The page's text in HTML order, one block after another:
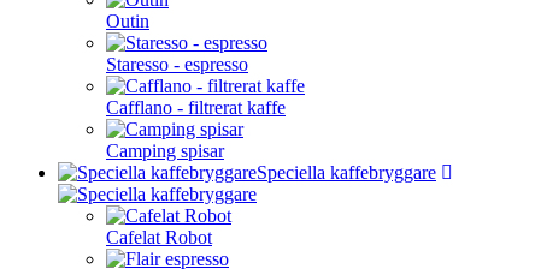
Outin
Staresso - espresso
Cafflano - filtrerat kaffe
Camping spisar
Speciella kaffebryggare
Cafelat Robot